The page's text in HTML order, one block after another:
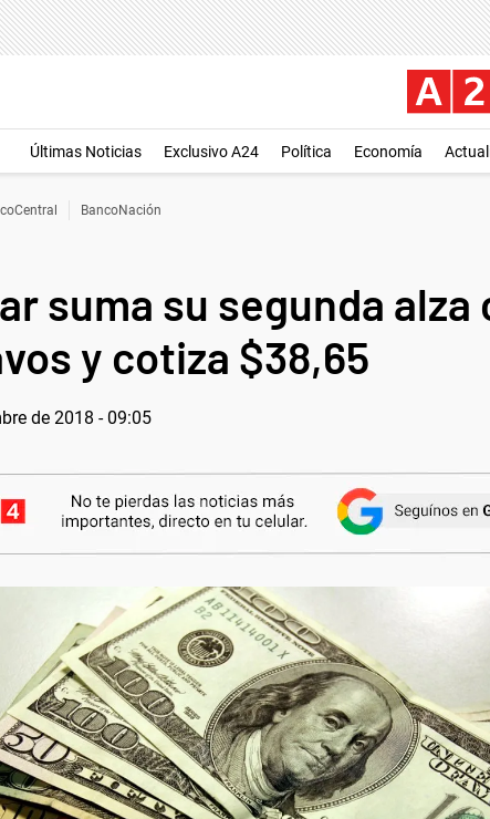
Últimas Noticias Exclusivo A24 Política Economía
BancoNación
suma su segunda
y cotiza $38,65
de 2018 - 09:05